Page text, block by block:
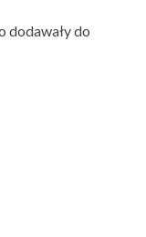
dodawały do